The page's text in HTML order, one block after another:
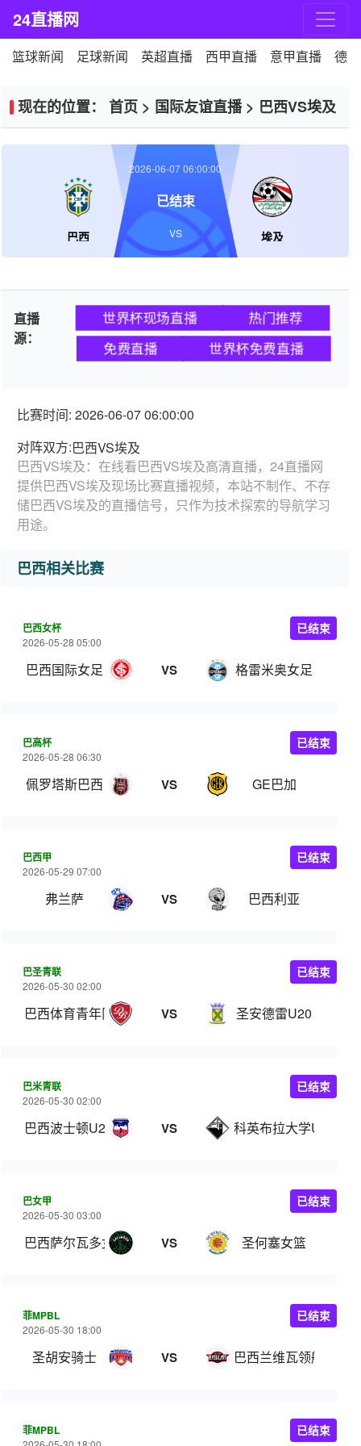
24直播网
篮球新闻 足球新闻 英超直播 西甲直播 意甲直播 德
现在的位置： 首页 > 国际友谊直播> 巴西VS埃及
巴西 埃及
2026-06-07 06:00:00
已结束
VS
直播
源：
世界杯现场直播
热门推荐
免费直播
世界杯免费直播
比赛时间: 2026-06-07 06:00:00
对阵双方:巴西VS埃及
巴西VS埃及：在线看巴西VS埃及高清直播，24直播网
提供巴西VS埃及现场比赛直播视频，本站不制作、不存
储巴西VS埃及的直播信号，只作为技术探索的导航学习
用途。
巴西相关比赛
巴西女杯
2026-05-28 05:00
巴西国际女足 VS 格雷米奥女足
已结束
巴高杯
2026-05-28 06:30
佩罗塔斯巴西 VS GE巴加
已结束
巴西甲
2026-05-29 07:00
弗兰萨 VS 巴西利亚
已结束
巴圣青联
2026-05-30 02:00
巴西体育青年队 VS 圣安德雷U20
已结束
巴米青联
2026-05-30 02:00
巴西波士顿U20 VS 科英布拉大学U20
已结束
巴女甲
2026-05-30 03:00
巴西萨尔瓦多女篮 VS 圣何塞女篮
已结束
菲MPBL
2026-05-30 18:00
圣胡安骑士 VS 巴西兰维瓦领航
已结束
菲MPBL 已结束